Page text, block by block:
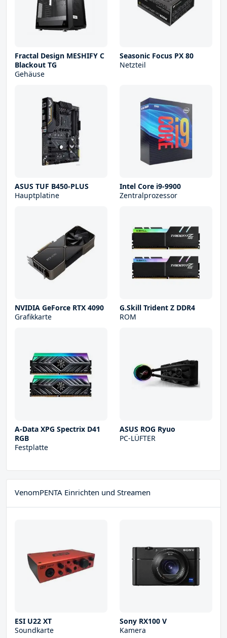
Fractal Design MESHIFY C
Blackout TG
Gehäuse
Seasonic Focus PX 80
Netzteil
ASUS TUF B450-PLUS
Hauptplatine
Intel Core i9-9900
Zentralprozessor
NVIDIA GeForce RTX 4090
Grafikkarte
G.Skill Trident Z DDR4
ROM
A-Data XPG Spectrix D41
RGB
Festplatte
ASUS ROG Ryuo
PC-LÜFTER
VenomPENTA Einrichten und Streamen
ESI U22 XT
Soundkarte
Sony RX100 V
Kamera